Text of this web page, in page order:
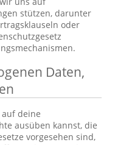
stützen, darunter
oder
Daten,
deine
ausüben kannst, die
vorgesehen sind,